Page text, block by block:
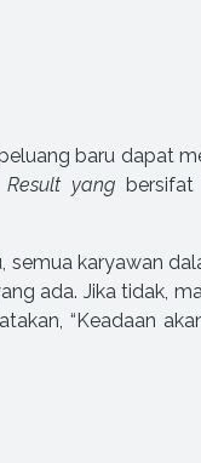
baru dapat
Result yang
karyawan
ada. Jika tidak,
“Keadaan